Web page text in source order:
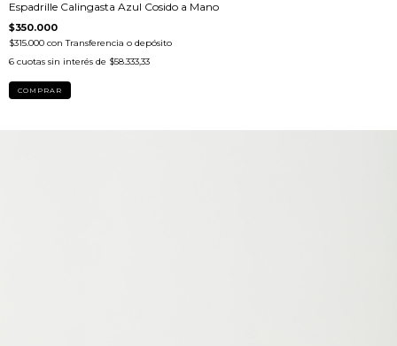
Espadrille Calingasta Azul Cosido a Mano
$350.000
$315.000 con Transferencia o depósito
6 cuotas sin interés de $58.333,33
COMPRAR